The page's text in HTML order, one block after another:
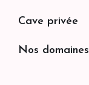
Cave privée
Nos domaines